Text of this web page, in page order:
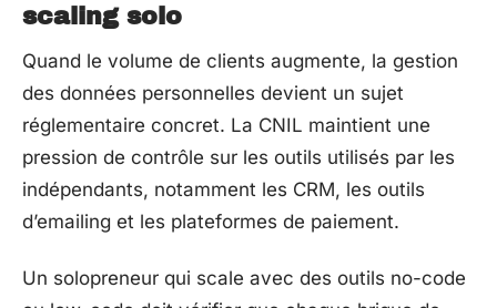
scaling solo
Quand le volume de clients augmente, la gestion
des données personnelles devient un sujet
réglementaire concret. La CNIL maintient une
pression de contrôle sur les outils utilisés par les
indépendants, notamment les CRM, les outils
d’emailing et les plateformes de paiement.
Un solopreneur qui scale avec des outils no-code